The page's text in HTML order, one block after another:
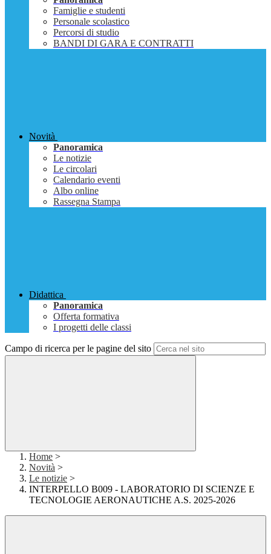
Famiglie e studenti
Personale scolastico
Percorsi di studio
BANDI DI GARA E CONTRATTI
Novità
Panoramica
Le notizie
Le circolari
Calendario eventi
Albo online
Rassegna Stampa
Didattica
Panoramica
Offerta formativa
I progetti delle classi
Campo di ricerca per le pagine del sito
Home >
Novità >
Le notizie >
INTERPELLO B009 - LABORATORIO DI SCIENZE E
TECNOLOGIE AERONAUTICHE A.S. 2025-2026